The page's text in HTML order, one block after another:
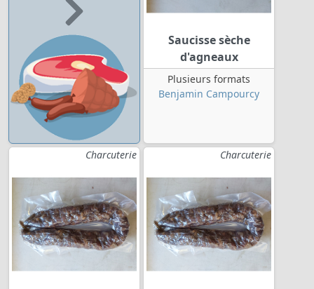
Saucisse sèche
d'agneaux
Plusieurs formats
Benjamin Campourcy
Charcuterie Charcuterie